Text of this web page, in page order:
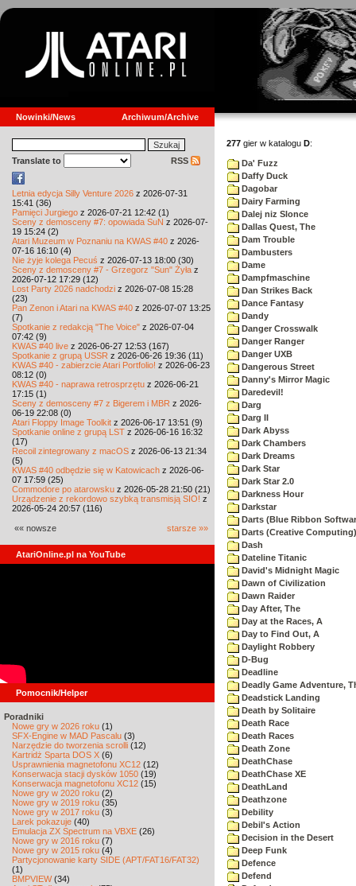
Nowinki/News Archiwum/Archive
Translate to RSS
Letnia edycja Silly Venture 2026 z 2026-07-31
15:41 (36)
Pamięci Jurgiego z 2026-07-21 12:42 (1)
Sceny z demosceny #7: opowiada SuN z 2026-07-
19 15:24 (2)
Atari Muzeum w Poznaniu na KWAS #40 z 2026-
07-16 16:10 (4)
Nie żyje kolega Pecuś z 2026-07-13 18:00 (30)
Sceny z demosceny #7 - Grzegorz "Sun" Żyła z
2026-07-12 17:29 (12)
Lost Party 2026 nadchodzi z 2026-07-08 15:28
(23)
Pan Zenon i Atari na KWAS #40 z 2026-07-07 13:25
(7)
Spotkanie z redakcją "The Voice" z 2026-07-04
07:42 (9)
KWAS #40 live z 2026-06-27 12:53 (167)
Spotkanie z grupą USSR z 2026-06-26 19:36 (11)
KWAS #40 - zabierzcie Atari Portfolio! z 2026-06-23
08:12 (0)
KWAS #40 - naprawa retrosprzętu z 2026-06-21
17:15 (1)
Sceny z demosceny #7 z Bigerem i MBR z 2026-
06-19 22:08 (0)
Atari Floppy Image Toolkit z 2026-06-17 13:51 (9)
Spotkanie online z grupą LST z 2026-06-16 16:32
(17)
Recoil zintegrowany z macOS z 2026-06-13 21:34
(5)
KWAS #40 odbędzie się w Katowicach z 2026-06-
07 17:59 (25)
Commodore po atarowsku z 2026-05-28 21:50 (21)
Urządzenie z rekordowo szybką transmisją SIO! z
2026-05-24 20:57 (116)
«« nowsze starsze »»
AtariOnline.pl na YouTube
Pomocnik/Helper
Poradniki
Nowe gry w 2026 roku (1)
SFX-Engine w MAD Pascalu (3)
Narzędzie do tworzenia scrolli (12)
Kartridż Sparta DOS X (6)
Usprawnienia magnetofonu XC12 (12)
Konserwacja stacji dysków 1050 (19)
Konserwacja magnetofonu XC12 (15)
Nowe gry w 2020 roku (2)
Nowe gry w 2019 roku (35)
Nowe gry w 2017 roku (3)
Larek pokazuje (40)
Emulacja ZX Spectrum na VBXE (26)
Nowe gry w 2016 roku (7)
Nowe gry w 2015 roku (4)
Partycjonowanie karty SIDE (APT/FAT16/FAT32)
(1)
BMPVIEW(34)
277 gier w katalogu D:
Da' Fuzz
Daffy Duck
Dagobar
Dairy Farming
Dalej niz Slonce
Dallas Quest, The
Dam Trouble
Dambusters
Dame
Dampfmaschine
Dan Strikes Back
Dance Fantasy
Dandy
Danger Crosswalk
Danger Ranger
Danger UXB
Dangerous Street
Danny's Mirror Magic
Daredevil!
Darg
Darg II
Dark Abyss
Dark Chambers
Dark Dreams
Dark Star
Dark Star 2.0
Darkness Hour
Darkstar
Darts (Blue Ribbon
Darts (Creative Computing)
Dash
Dateline Titanic
David's Midnight Magic
Dawn of Civilization
Dawn Raider
Day After, The
Day at the Races, A
Day to Find Out, A
Daylight Robbery
D-Bug
Deadline
Deadly Game Adventure,
Deadstick Landing
Death by Solitaire
Death Race
Death Races
Death Zone
DeathChase
DeathChase XE
DeathLand
Deathzone
Debility
Debil's Action
Decision in the Desert
Deep Funk
Defence
Defend